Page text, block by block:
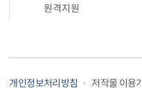
원격지원
개인정보처리방침 저작물 이용